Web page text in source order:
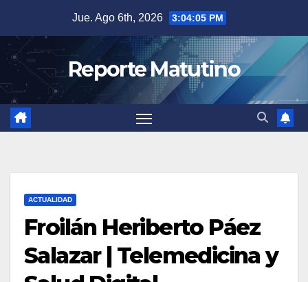
contenido
Jue. Ago 6th, 2026 3:04:06 PM
Reporte Matutino
ACTUALIDAD
Froilán Heriberto Páez
Salazar | Telemedicina y